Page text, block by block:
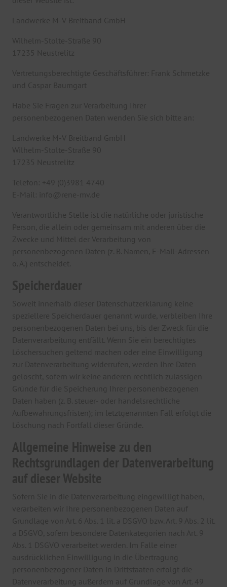
Landwerke M-V Breitband GmbH
Wilhelm-Stolte-Straße 90
17235 Neustrelitz
Vertretungsberechtigte Geschäftsführer: Frank Schmetzke
und Caspar Baumgart
Habe Sie Fragen zur Verarbeitung Ihrer
personenbezogenen Daten wenden Sie sich bitte an:
Landwerke M-V Breitband GmbH
Wilhelm-Stolte-Straße 90
17235 Neustrelitz
Telefon: +49 (0)3981 4740
E-Mail: info@rene-mv.de
Verantwortliche Stelle ist die natürliche oder juristische
Person, die allein oder gemeinsam mit anderen über die
Zwecke und Mittel der Verarbeitung von
personenbezogenen Daten (z. B. Namen, E-Mail-Adressen
o. Ä.) entscheidet.
Speicherdauer
Soweit innerhalb dieser Datenschutzerklärung keine
speziellere Speicherdauer genannt wurde, verbleiben Ihre
personenbezogenen Daten bei uns, bis der Zweck für die
Datenverarbeitung entfällt. Wenn Sie ein berechtigtes
Löschersuchen geltend machen oder eine Einwilligung
zur Datenverarbeitung widerrufen, werden Ihre Daten
gelöscht, sofern wir keine anderen rechtlich zulässigen
Gründe für die Speicherung Ihrer personenbezogenen
Daten haben (z. B. steuer- oder handelsrechtliche
Aufbewahrungsfristen); im letztgenannten Fall erfolgt die
Löschung nach Fortfall dieser Gründe.
Allgemeine Hinweise zu den
Rechtsgrundlagen der Datenverarbeitung
auf dieser Website
Sofern Sie in die Datenverarbeitung eingewilligt haben,
verarbeiten wir Ihre personenbezogenen Daten auf
Grundlage von Art. 6 Abs. 1 lit. a DSGVO bzw. Art. 9 Abs. 2 lit.
a DSGVO, sofern besondere Datenkategorien nach Art. 9
Abs. 1 DSGVO verarbeitet werden. Im Falle einer
ausdrücklichen Einwilligung in die Übertragung
personenbezogener Daten in Drittstaaten erfolgt die
Datenverarbeitung außerdem auf Grundlage von Art. 49